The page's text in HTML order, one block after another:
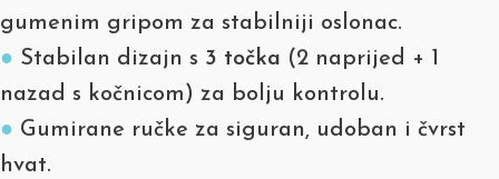
gumenim gripom za stabilniji oslonac.
● Stabilan dizajn s 3 točka (2 naprijed + 1
nazad s kočnicom) za bolju kontrolu.
● Gumirane ručke za siguran, udoban i čvrst
hvat.